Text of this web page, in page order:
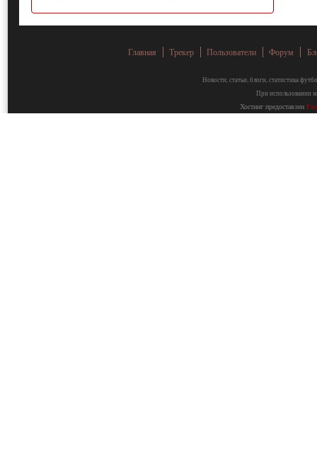
Главная Трекер Пользователи Форум
Новости, статьи, блоги, статистика
При использовании
Хостинг предоставлен